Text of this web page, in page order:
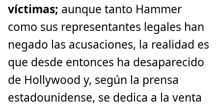
víctimas; aunque tanto Hammer
como sus representantes legales han
negado las acusaciones, la realidad es
que desde entonces ha desaparecido
de Hollywood y, según la prensa
estadounidense, se dedica a la venta